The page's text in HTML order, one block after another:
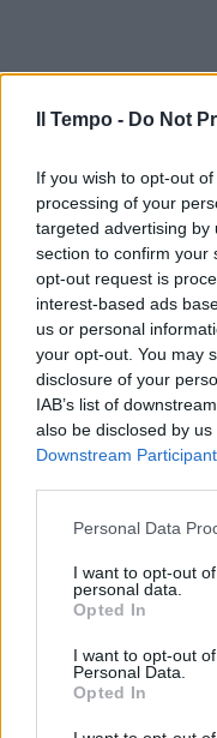
Il Tempo - Do Not
If you wish to opt-out
processing of your
targeted advertising by
section to confirm your
opt-out request is
interest-based ads
us or personal
your opt-out. You may
disclosure of your
IAB’s list of
also be disclosed by
Downstream
Personal Data
I want to opt-out
personal data.
Opted In
I want to opt-out
Personal Data.
Opted In